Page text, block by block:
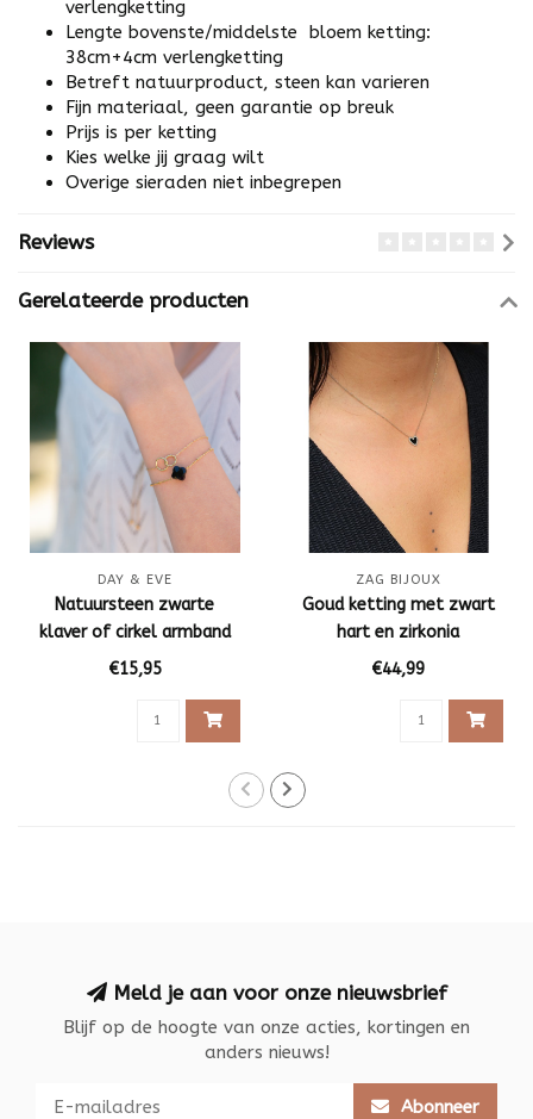
verlengketting
Lengte bovenste/middelste bloem ketting:
38cm+4cm verlengketting
Betreft natuurproduct, steen kan varieren
Fijn materiaal, geen garantie op breuk
Prijs is per ketting
Kies welke jij graag wilt
Overige sieraden niet inbegrepen
Reviews
Gerelateerde producten
DAY & EVE
Natuursteen zwarte
klaver of cirkel armband
€15,95
ZAG BIJOUX
Goud ketting met zwart
hart en zirkonia
€44,99
Meld je aan voor onze nieuwsbrief
Blijf op de hoogte van onze acties, kortingen en
anders nieuws!
Abonneer